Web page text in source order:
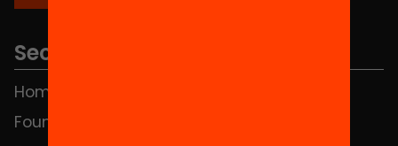
Sections
Home
Foundation